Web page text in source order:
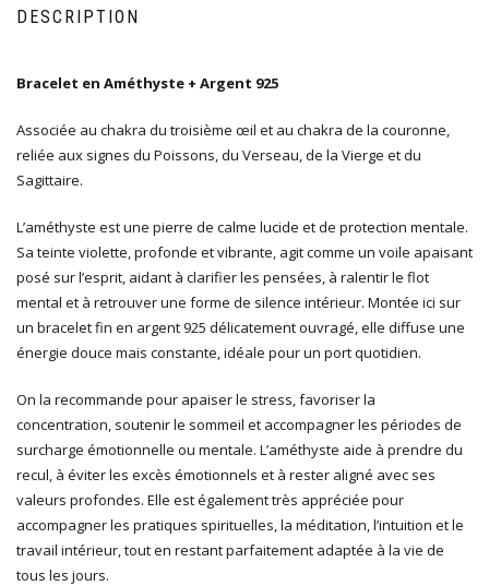
DESCRIPTION
Bracelet en Améthyste + Argent 925
Associée au chakra du troisième œil et au chakra de la couronne,
reliée aux signes du Poissons, du Verseau, de la Vierge et du
Sagittaire.
L’améthyste est une pierre de calme lucide et de protection mentale.
Sa teinte violette, profonde et vibrante, agit comme un voile apaisant
posé sur l’esprit, aidant à clarifier les pensées, à ralentir le flot
mental et à retrouver une forme de silence intérieur. Montée ici sur
un bracelet fin en argent 925 délicatement ouvragé, elle diffuse une
énergie douce mais constante, idéale pour un port quotidien.
On la recommande pour apaiser le stress, favoriser la
concentration, soutenir le sommeil et accompagner les périodes de
surcharge émotionnelle ou mentale. L’améthyste aide à prendre du
recul, à éviter les excès émotionnels et à rester aligné avec ses
valeurs profondes. Elle est également très appréciée pour
accompagner les pratiques spirituelles, la méditation, l’intuition et le
travail intérieur, tout en restant parfaitement adaptée à la vie de
tous les jours.